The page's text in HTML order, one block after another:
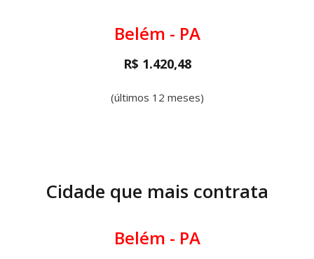
Belém - PA
R$ 1.420,48
(últimos 12 meses)
Cidade que mais contrata
Belém - PA